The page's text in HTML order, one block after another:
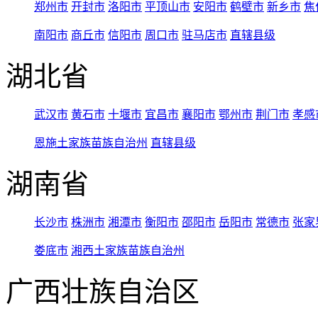
郑州市 开封市 洛阳市 平顶山市 安阳市 鹤壁市 新乡市 焦
南阳市 商丘市 信阳市 周口市 驻马店市 直辖县级
湖北省
武汉市 黄石市 十堰市 宜昌市 襄阳市 鄂州市 荆门市 孝感
恩施土家族苗族自治州 直辖县级
湖南省
长沙市 株洲市 湘潭市 衡阳市 邵阳市 岳阳市 常德市 张家
娄底市 湘西土家族苗族自治州
广西壮族自治区